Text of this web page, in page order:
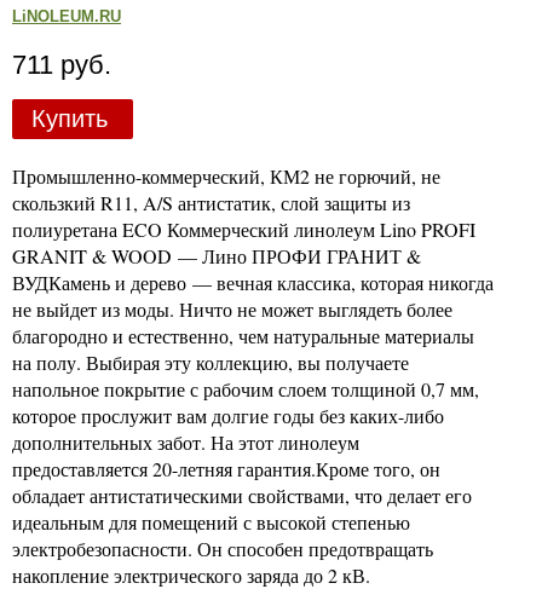
LiNOLEUM.RU
711 руб.
Купить
Промышленно-коммерческий, КМ2 не горючий, не
скользкий R11, A/S антистатик, слой защиты из
полиуретана ECO Коммерческий линолеум Lino PROFI
GRANIT & WOOD — Лино ПРОФИ ГРАНИТ &
ВУДКамень и дерево — вечная классика, которая никогда
не выйдет из моды. Ничто не может выглядеть более
благородно и естественно, чем натуральные материалы
на полу. Выбирая эту коллекцию, вы получаете
напольное покрытие с рабочим слоем толщиной 0,7 мм,
которое прослужит вам долгие годы без каких-либо
дополнительных забот. На этот линолеум
предоставляется 20-летняя гарантия.Кроме того, он
обладает антистатическими свойствами, что делает его
идеальным для помещений с высокой степенью
электробезопасности. Он способен предотвращать
накопление электрического заряда до 2 кВ.